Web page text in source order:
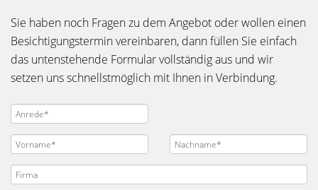
Sie haben noch Fragen zu dem Angebot oder wollen einen
Besichtigungstermin vereinbaren, dann füllen Sie einfach
das untenstehende Formular vollständig aus und wir
setzen uns schnellstmöglich mit Ihnen in Verbindung.